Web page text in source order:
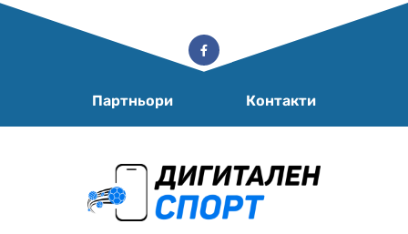
Партньори Контакти